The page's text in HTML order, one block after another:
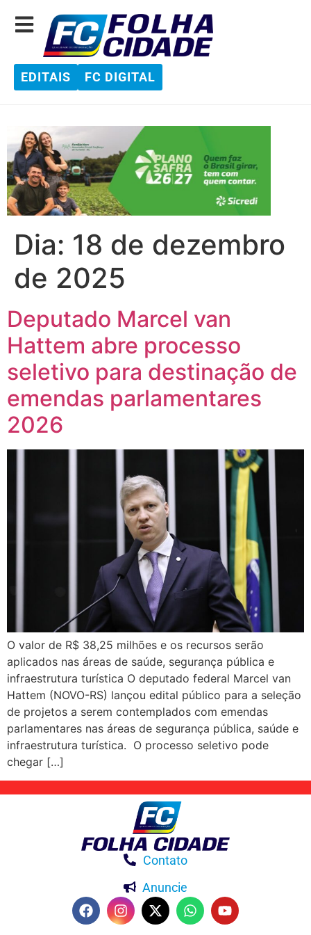
EDITAIS FC DIGITAL
Dia: 18 de dezembro
de 2025
Deputado Marcel van
Hattem abre processo
seletivo para destinação de
emendas parlamentares
2026
O valor de R$ 38,25 milhões e os recursos serão
aplicados nas áreas de saúde, segurança pública e
infraestrutura turística O deputado federal Marcel van
Hattem (NOVO-RS) lançou edital público para a seleção
de projetos a serem contemplados com emendas
parlamentares nas áreas de segurança pública, saúde e
infraestrutura turística. O processo seletivo pode
chegar […]
Contato
Anuncie